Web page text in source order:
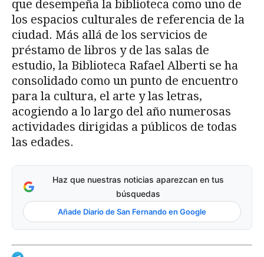
que desempeña la biblioteca como uno de
los espacios culturales de referencia de la
ciudad. Más allá de los servicios de
préstamo de libros y de las salas de
estudio, la Biblioteca Rafael Alberti se ha
consolidado como un punto de encuentro
para la cultura, el arte y las letras,
acogiendo a lo largo del año numerosas
actividades dirigidas a públicos de todas
las edades.
Haz que nuestras noticias aparezcan en tus
búsquedas
Añade Diario de San Fernando en Google